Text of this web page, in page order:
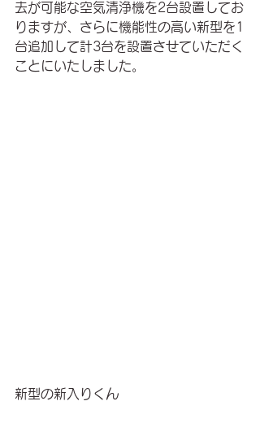
去が可能な空気清浄機を2台設置してお
りますが、さらに機能性の高い新型を1
台追加して計3台を設置させていただく
ことにいたしました。
新型の新入りくん